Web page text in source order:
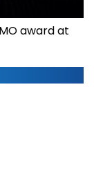
award at